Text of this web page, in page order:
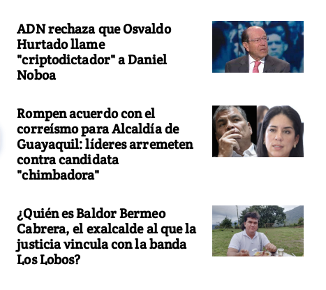
ADN rechaza que Osvaldo
Hurtado llame
"criptodictador" a Daniel
Noboa
Rompen acuerdo con el
correísmo para Alcaldía de
Guayaquil: líderes arremeten
contra candidata
"chimbadora"
¿Quién es Baldor Bermeo
Cabrera, el exalcalde al que la
justicia vincula con la banda
Los Lobos?